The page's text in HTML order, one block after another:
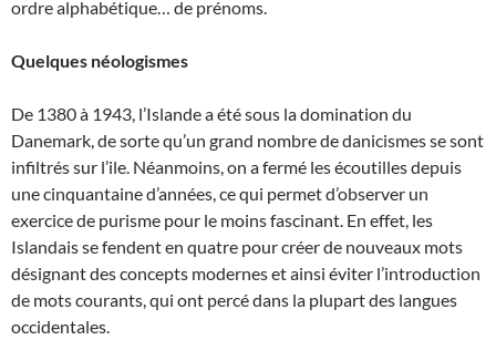
ordre alphabétique… de prénoms.
Quelques néologismes
De 1380 à 1943, l’Islande a été sous la domination du
Danemark, de sorte qu’un grand nombre de danicismes se sont
infiltrés sur l’ile. Néanmoins, on a fermé les écoutilles depuis
une cinquantaine d’années, ce qui permet d’observer un
exercice de purisme pour le moins fascinant. En effet, les
Islandais se fendent en quatre pour créer de nouveaux mots
désignant des concepts modernes et ainsi éviter l’introduction
de mots courants, qui ont percé dans la plupart des langues
occidentales.